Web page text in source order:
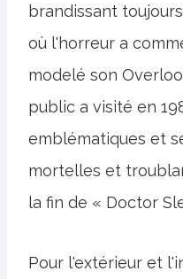
brandissant
où l'horreur a
modelé son
public a visité en
emblématiques et
mortelles et
la fin de « Doctor
Pour l'extérieur et